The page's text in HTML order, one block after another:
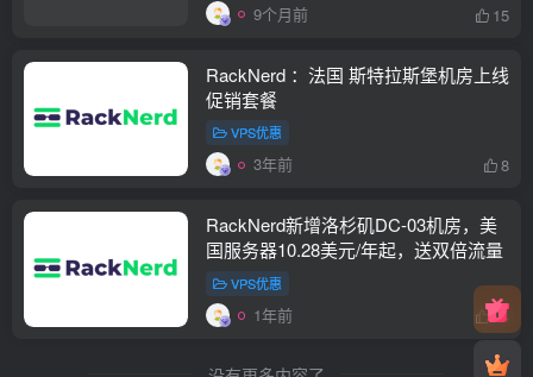
9个月前 15
RackNerd ：法国 斯特拉斯堡机房上线
促销套餐
VPS优惠
3年前 8
RackNerd新增洛杉矶DC-03机房，美
国服务器10.28美元/年起，送双倍流量
VPS优惠
1年前 14